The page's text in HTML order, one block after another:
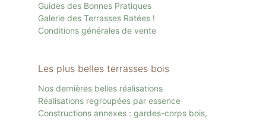
Guides des Bonnes Pratiques
Galerie des Terrasses Ratées !
Conditions générales de vente
Les plus belles terrasses bois
Nos dernières belles réalisations
Réalisations regroupées par essence
Constructions annexes : gardes-corps bois,